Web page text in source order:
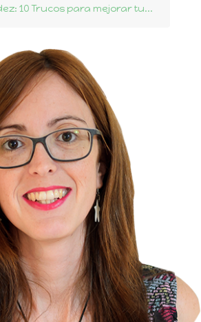
10 Trucos para mejorar tu...